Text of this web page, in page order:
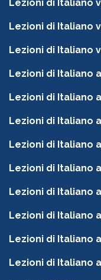
Lezioni di Italiano
Lezioni di Italiano
Lezioni di Italiano
Lezioni di Italiano
Lezioni di Italiano
Lezioni di Italiano
Lezioni di Italiano
Lezioni di Italiano
Lezioni di Italiano
Lezioni di Italiano
Lezioni di Italiano
Lezioni di Italiano